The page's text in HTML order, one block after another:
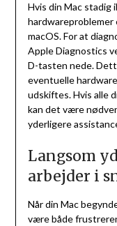
Hvis din Mac stadig
macOS. For at
Apple Diagnostics
D-tasten nede.
eventuelle
udskiftes. Hvis alle
kan det være
yderligere
Langsom
arbejder i
Når din Mac
være både